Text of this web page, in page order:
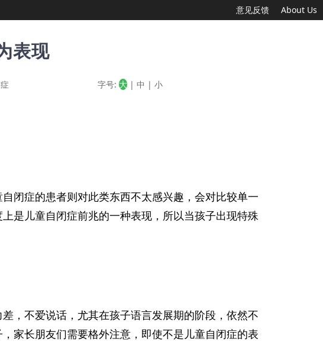
意见反馈 About Us
表现
字号: 大 | 中 | 小
闭症的患者则对此类东西不太感兴趣，会对比较单一
是儿童自闭症前兆的一种表现，所以当孩子出现特殊
，不爱说话，尤其在孩子语言发展期的阶段，依然不
家长朋友们需要格外注意，即使不是儿童自闭症的表